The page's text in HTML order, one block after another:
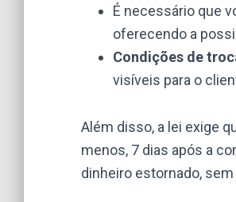
É necessário que
oferecendo a
Condições de
visíveis para o
Além disso, a lei exige
menos, 7 dias após a
dinheiro estornado,